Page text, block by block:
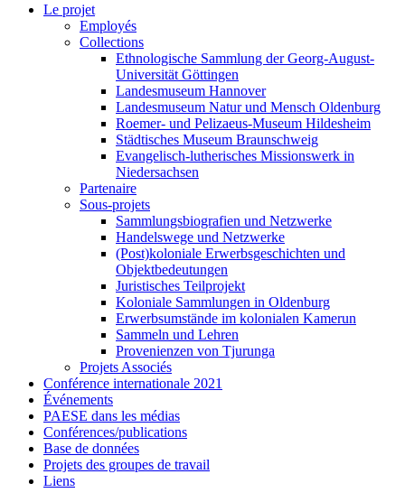
Le projet
Employés
Collections
Ethnologische Sammlung der Georg-August-
Universität Göttingen
Landesmuseum Hannover
Landesmuseum Natur und Mensch Oldenburg
Roemer- und Pelizaeus-Museum Hildesheim
Städtisches Museum Braunschweig
Evangelisch-lutherisches Missionswerk in
Niedersachsen
Partenaire
Sous-projets
Sammlungsbiografien und Netzwerke
Handelswege und Netzwerke
(Post)koloniale Erwerbsgeschichten und
Objektbedeutungen
Juristisches Teilprojekt
Koloniale Sammlungen in Oldenburg
Erwerbsumstände im kolonialen Kamerun
Sammeln und Lehren
Provenienzen von Tjurunga
Projets Associés
Conférence internationale 2021
Événements
PAESE dans les médias
Conférences/publications
Base de données
Projets des groupes de travail
Liens